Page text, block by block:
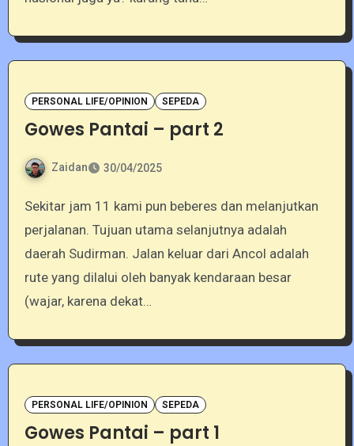
PERSONAL LIFE/OPINION SEPEDA
Gowes Pantai – part 2
Zaidan 30/04/2025
Sekitar jam 11 kami pun beberes dan melanjutkan
perjalanan. Tujuan utama selanjutnya adalah
daerah Sudirman. Jalan keluar dari Ancol adalah
rute yang dilalui oleh banyak kendaraan besar
(wajar, karena dekat…
PERSONAL LIFE/OPINION SEPEDA
Gowes Pantai – part 1